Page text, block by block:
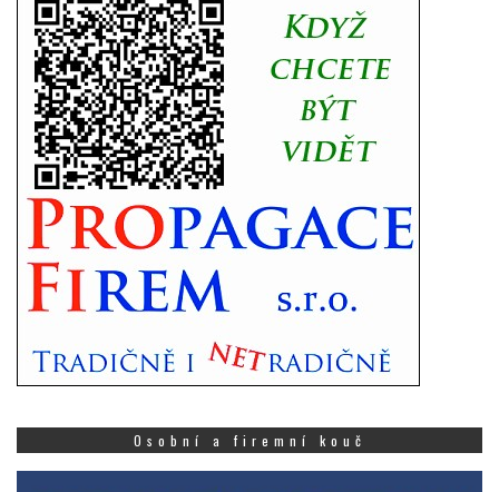
Osobní a firemní kouč